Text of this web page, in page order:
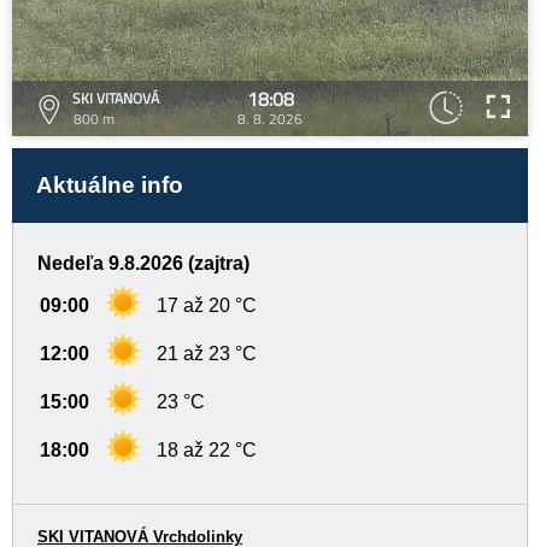
SKI VITANOVÁ
800 m
18:08
8. 8. 2026
Aktuálne info
Nedeľa 9.8.2026 (zajtra)
09:00 17 až 20 °C
12:00 21 až 23 °C
15:00 23 °C
18:00 18 až 22 °C
SKI VITANOVÁ Vrchdolinky